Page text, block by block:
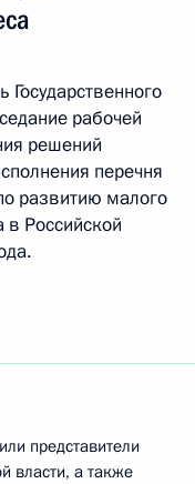
рабочей
решений
перечня
развитию малого
в Российской
представители
власти, а также